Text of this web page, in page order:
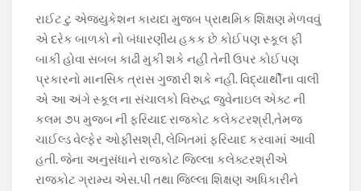
રાઈટ ટુ એજ્યુકેશન કાયદા મુજબ પ્રાથમિક શિક્ષણ મેળવવું
એ દરેક બાળકો નો બંધારણીય હકક છે કોઈપણ સ્કૂલ ફી
બાકી હોવા સબબ કાઢી મુકી શકે નહીં તેની ઉપર કોઈપણ
પ્રકારનો માનસિક ત્રાસ ગુજારી શકે નહીં. વિદ્યાર્થીના વાલી
એ આ અંગે સ્કૂલ ના સંચાલકો વિરુદ્ધ જુવેનાઇલ એક્ટ ની
કલમ ૭૫ મુજબ ની ફરિયાદ રાજકોટ કલેકટરશ્રી,તેમજ
ચાઈલ્ડ વેલ્ફેર ઓફીસશ્રી, લેખિતમાં ફરિયાદ કરવામાં આવી
હતી. જેના અનુસંધાને રાજકોટ જિલ્લા કલેક્ટરશ્રીએ
રાજકોટ ગ્રામ્ય એસ.પી તથા જિલ્લા શિક્ષણ અધિકારીને